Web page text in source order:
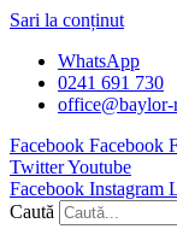
Sari la conținut
WhatsApp
0241 691 730
office@baylor-
Facebook Facebook
TwitterYoutube
Facebook Instagram
Caută